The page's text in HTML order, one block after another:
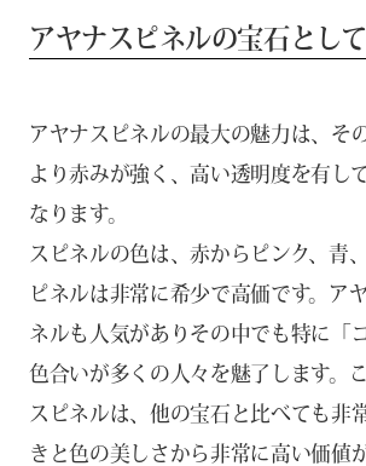
アヤナスピネルの宝石とし
アヤナスピネルの最大の魅力は、そ
より赤みが強く、高い透明度を有し
なります。
スピネルの色は、赤からピンク、青
ピネルは非常に希少で高価です。ア
ネルも人気がありその中でも特に「
色合いが多くの人々を魅了します。
スピネルは、他の宝石と比べても非
きと色の美しさから非常に高い価値